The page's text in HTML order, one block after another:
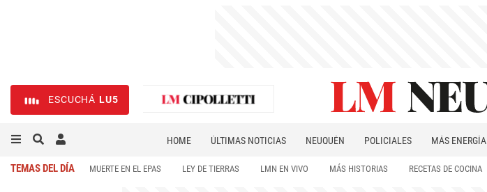
ESCUCHÁ LU5
HOME ÚLTIMAS NOTICIAS NEUQUÉN POLICIALES MÁS ENERGÍA
TEMAS DEL DÍA MUERTE EN EL EPAS LEY DE TIERRAS LMN EN VIVO MÁS HISTORIAS RECETAS DE COCINA